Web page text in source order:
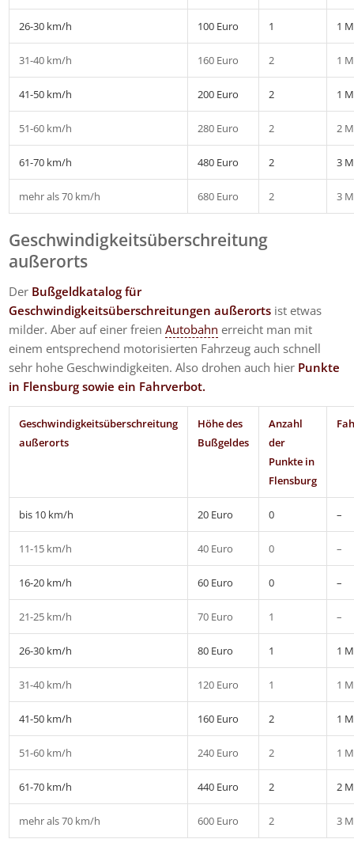
26-30 km/h 100 Euro 1 1
31-40 km/h 160 Euro 2 1
41-50 km/h 200 Euro 2 1
51-60 km/h 280 Euro 2 2
61-70 km/h 480 Euro 2 3
mehr als 70 km/h 680 Euro 2 3
Geschwindigkeitsüberschreitung
außerorts
Der Bußgeldkatalog für
Geschwindigkeitsüberschreitungen außerorts ist etwas
milder. Aber auf einer freienAutobahn erreicht man mit
einem entsprechend motorisierten Fahrzeug auch schnell
sehr hohe Geschwindigkeiten. Also drohen auch hier Punkte
in Flensburg sowie ein Fahrverbot.
Geschwindigkeitsüberschreitung
außerorts
Höhe des
Bußgeldes
Anzahl
der
Punkte in
Flensburg
bis 10 km/h 20 Euro 0 –
11-15 km/h 40 Euro 0 –
16-20 km/h 60 Euro 0 –
21-25 km/h 70 Euro 1 –
26-30 km/h 80 Euro 1 1
31-40 km/h 120 Euro 1 1
41-50 km/h 160 Euro 2 1
51-60 km/h 240 Euro 2 1
61-70 km/h 440 Euro 2 2
mehr als 70 km/h 600 Euro 2 3